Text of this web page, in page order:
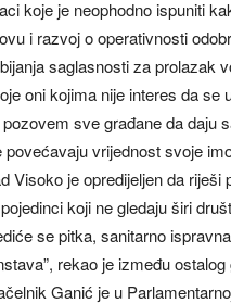
koje je neophodno ispuniti
i razvoj o operativnosti
saglasnosti za prolazak
oni kojima nije interes da
sve građane da daju
vrijednost svoje
Visoko je opredijeljen da riješi
koji ne gledaju širi
se pitka, sanitarno
rekao je između
Ganić je u